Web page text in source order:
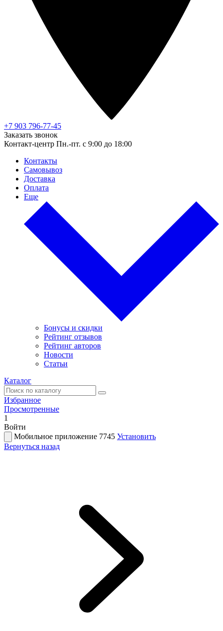
+7 903 796-77-45
Заказать звонок
Контакт-центр Пн.-пт. с 9:00 до 18:00
Контакты
Самовывоз
Доставка
Оплата
Еще
Бонусы и скидки
Рейтинг отзывов
Рейтинг авторов
Новости
Статьи
Каталог
Избранное
Просмотренные
1
Войти
Мобильное приложение 7745 Установить
Вернуться назад